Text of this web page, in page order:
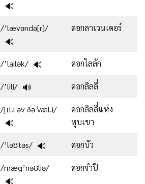
🔊
/’lævəndə[r]/
🔊
ดอกลาเวนเดอร์
/’lailək/ 🔊 ดอกไลลัก
/’lili/ 🔊 ดอกลิลลี่
/ˌlɪl.i əv ðə ˈvæl.i/
🔊
ดอกลิลลี่แห่ง
หุบเขา
/’ləʊtəs/ 🔊 ดอกบัว
/mæg’nəʊliə/
🔊
ดอกจำปี